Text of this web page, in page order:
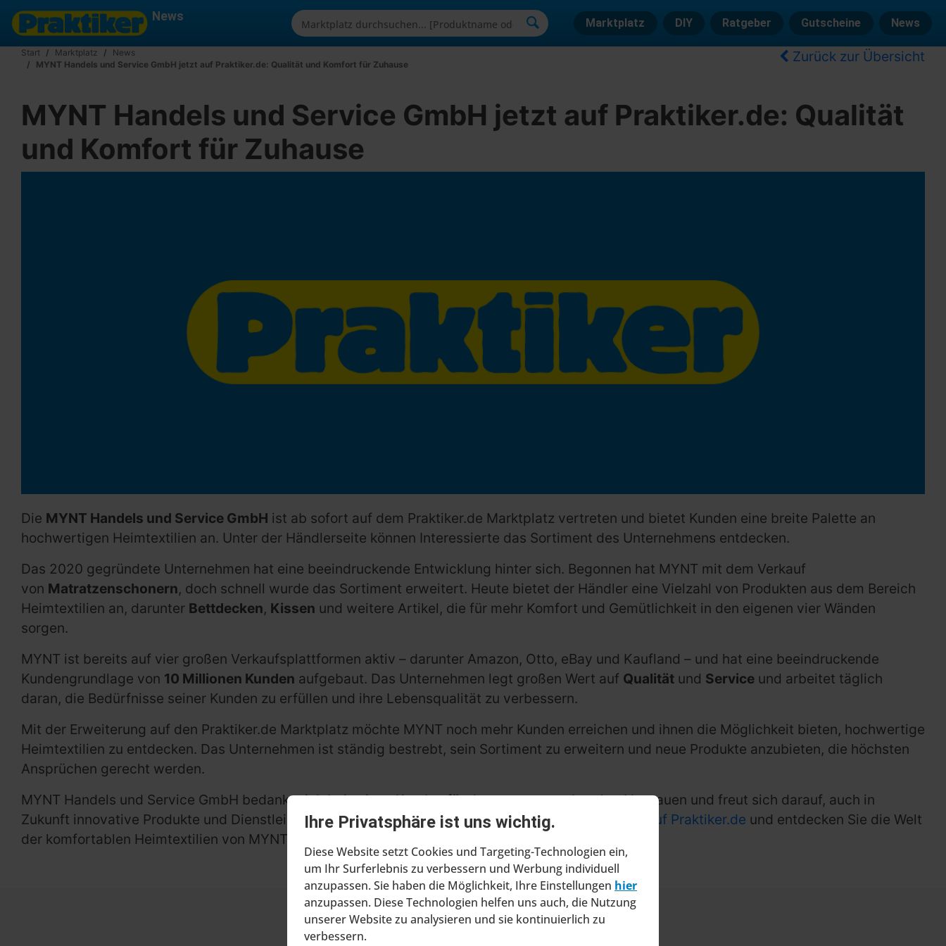
Ihre Privatsphäre ist uns wichtig.
Diese Website setzt Cookies und Targeting-Technologien ein,
um Ihr Surferlebnis zu verbessern und Werbung individuell
anzupassen. Sie haben die Möglichkeit, Ihre Einstellungen hier
anzupassen. Diese Technologien helfen uns auch, die Nutzung
unserer Website zu analysieren und sie kontinuierlich zu
verbessern.
News Marktplatz DIY Ratgeber Gutscheine News
Start Marktplatz
News
MYNT Handels und Service GmbH jetzt auf Praktiker.de: Qualität und Komfort für Zuhause
Zurück zur Übersicht
MYNT Handels und Service GmbH jetzt auf Praktiker.de: Qualität
und Komfort für Zuhause
Die MYNT Handels und Service GmbH ist ab sofort auf dem Praktiker.de Marktplatz vertreten und bietet Kunden eine breite Palette an
hochwertigen Heimtextilien an. Unter der Händlerseite können Interessierte das Sortiment des Unternehmens entdecken.
Das 2020 gegründete Unternehmen hat eine beeindruckende Entwicklung hinter sich. Begonnen hat MYNT mit dem Verkauf
von Matratzenschonern, doch schnell wurde das Sortiment erweitert. Heute bietet der Händler eine Vielzahl von Produkten aus dem Bereich
Heimtextilien an, darunter Bettdecken, Kissen und weitere Artikel, die für mehr Komfort und Gemütlichkeit in den eigenen vier Wänden
sorgen.
MYNT ist bereits auf vier großen Verkaufsplattformen aktiv – darunter Amazon, Otto, eBay und Kaufland – und hat eine beeindruckende
Kundengrundlage von 10 Millionen Kunden aufgebaut. Das Unternehmen legt großen Wert auf Qualität und Service und arbeitet täglich
daran, die Bedürfnisse seiner Kunden zu erfüllen und ihre Lebensqualität zu verbessern.
Mit der Erweiterung auf den Praktiker.de Marktplatz möchte MYNT noch mehr Kunden erreichen und ihnen die Möglichkeit bieten, hochwertige
Heimtextilien zu entdecken. Das Unternehmen ist ständig bestrebt, sein Sortiment zu erweitern und neue Produkte anzubieten, die höchsten
Ansprüchen gerecht werden.
MYNT Handels und Service GmbH bedankt sich bei seinen Kunden für das entgegengebrachte Vertrauen und freut sich darauf, auch in
Zukunft innovative Produkte und Dienstleistungen anzubieten. Besuchen Sie jetzt die
Händlerseite auf Praktiker.de und entdecken Sie die Welt
der komfortablen Heimtextilien von MYNT!